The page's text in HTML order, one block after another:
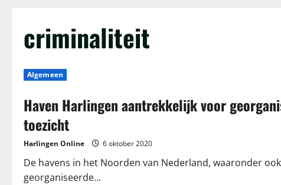
criminaliteit
Algemeen
Haven Harlingen aantrekkelijk voor
toezicht
Harlingen Online 6 oktober 2020
De havens in het Noorden van Nederland, waaronder
georganiseerde...